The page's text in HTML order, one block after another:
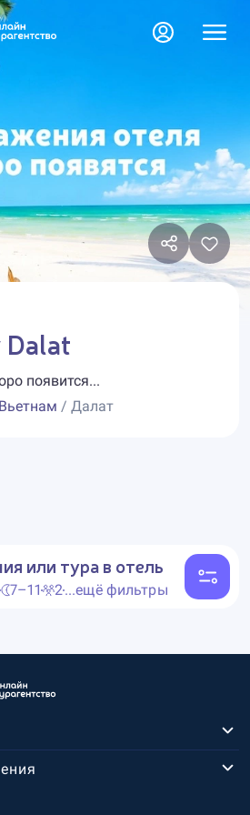
появится...
Вьетнам / Далат
или тура в отель
7–11 2...ещё фильтры